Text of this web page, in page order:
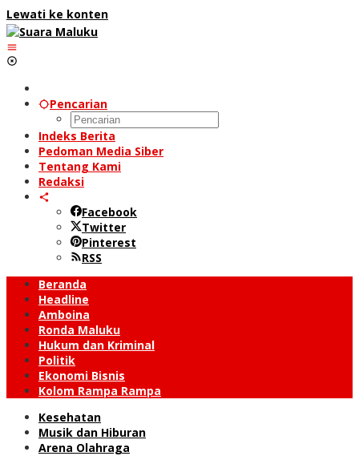
Lewati ke konten
Pencarian
Indeks Berita
Pedoman Media Siber
Tentang Kami
Redaksi
Facebook
Twitter
Pinterest
RSS
Beranda
Headline
Amboina
Ronda Maluku
Hukum dan Kriminal
Politik
Ekonomi Bisnis
Kolom Rampa Rampa
Kesehatan
Musik dan Hiburan
Arena Olahraga